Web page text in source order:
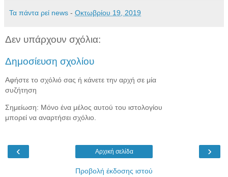
Τα πάντα ρεί news - Οκτωβρίου 19, 2019
Δεν υπάρχουν σχόλια:
Δημοσίευση σχολίου
Αφήστε το σχόλιό σας ή κάνετε την αρχή σε μία
συζήτηση
Σημείωση: Μόνο ένα μέλος αυτού του ιστολογίου
μπορεί να αναρτήσει σχόλιο.
‹ ›
Αρχική σελίδα
Προβολή έκδοσης ιστού